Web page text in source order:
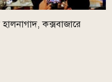
কক্সবাজারে